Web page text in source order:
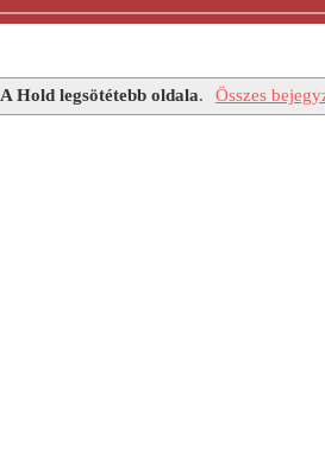
A Hold legsötétebb oldala. Összes